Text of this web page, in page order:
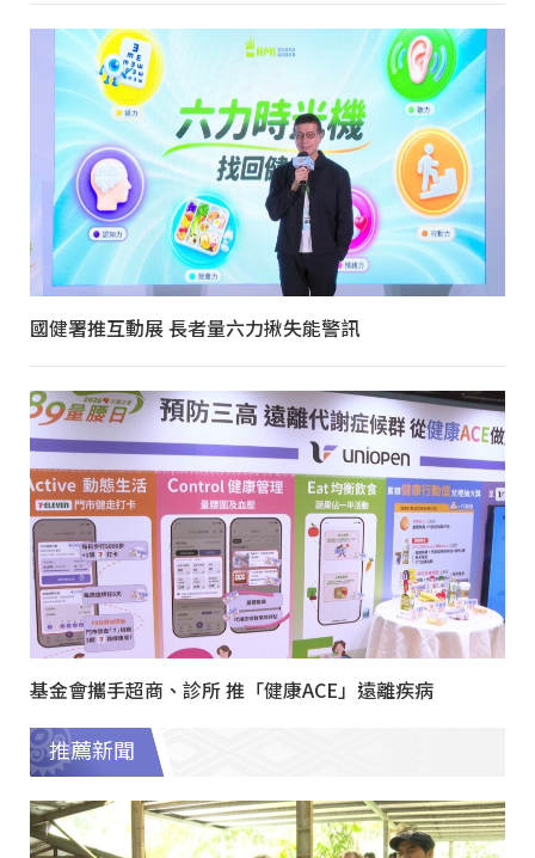
國健署推互動展 長者量六力揪失能警訊
基金會攜手超商、診所 推「健康ACE」遠離疾病
推薦新聞